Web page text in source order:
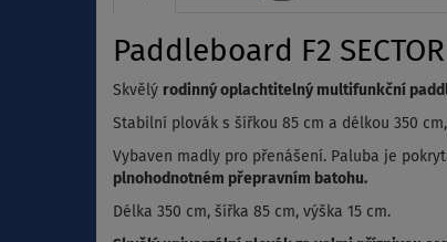
Paddleboard F2
Skvělý rodinný oplachtitelný multifunkční
Stabilní plovák s šířkou 85 cm a délkou 350
Vybaven madly pro přenášení. Paluba je
plnohodnotném přepravním batohu.
Délka 350 cm, šířka 85 cm, výška 15 cm.